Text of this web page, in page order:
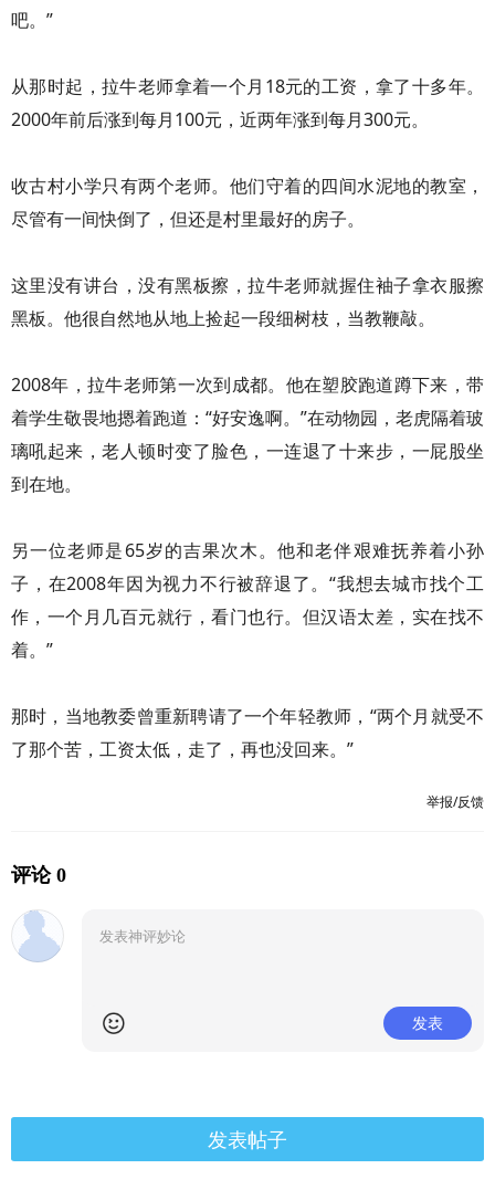
吧。”
从那时起，拉牛老师拿着一个月18元的工资，拿了十多年。
2000年前后涨到每月100元，近两年涨到每月300元。
收古村小学只有两个老师。他们守着的四间水泥地的教室，
尽管有一间快倒了，但还是村里最好的房子。
这里没有讲台，没有黑板擦，拉牛老师就握住袖子拿衣服擦
黑板。他很自然地从地上捡起一段细树枝，当教鞭敲。
2008年，拉牛老师第一次到成都。他在塑胶跑道蹲下来，带
着学生敬畏地摁着跑道：“好安逸啊。”在动物园，老虎隔着玻
璃吼起来，老人顿时变了脸色，一连退了十来步，一屁股坐
到在地。
另一位老师是65岁的吉果次木。他和老伴艰难抚养着小孙
子，在2008年因为视力不行被辞退了。“我想去城市找个工
作，一个月几百元就行，看门也行。但汉语太差，实在找不
着。”
那时，当地教委曾重新聘请了一个年轻教师，“两个月就受不
了那个苦，工资太低，走了，再也没回来。”
举报/反馈
评论 0
发表
发表帖子